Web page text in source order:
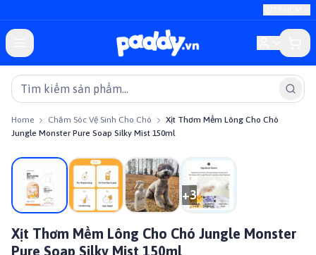
Home Chăm Sóc Vệ Sinh Cho Chó
Xịt Thơm Mềm Lông Cho Chó
Jungle Monster Pure Soap Silky Mist 150ml
On sale
+3
Xịt Thơm Mềm Lông Cho Chó Jungle Monster
Pure Soap Silky Mist 150ml